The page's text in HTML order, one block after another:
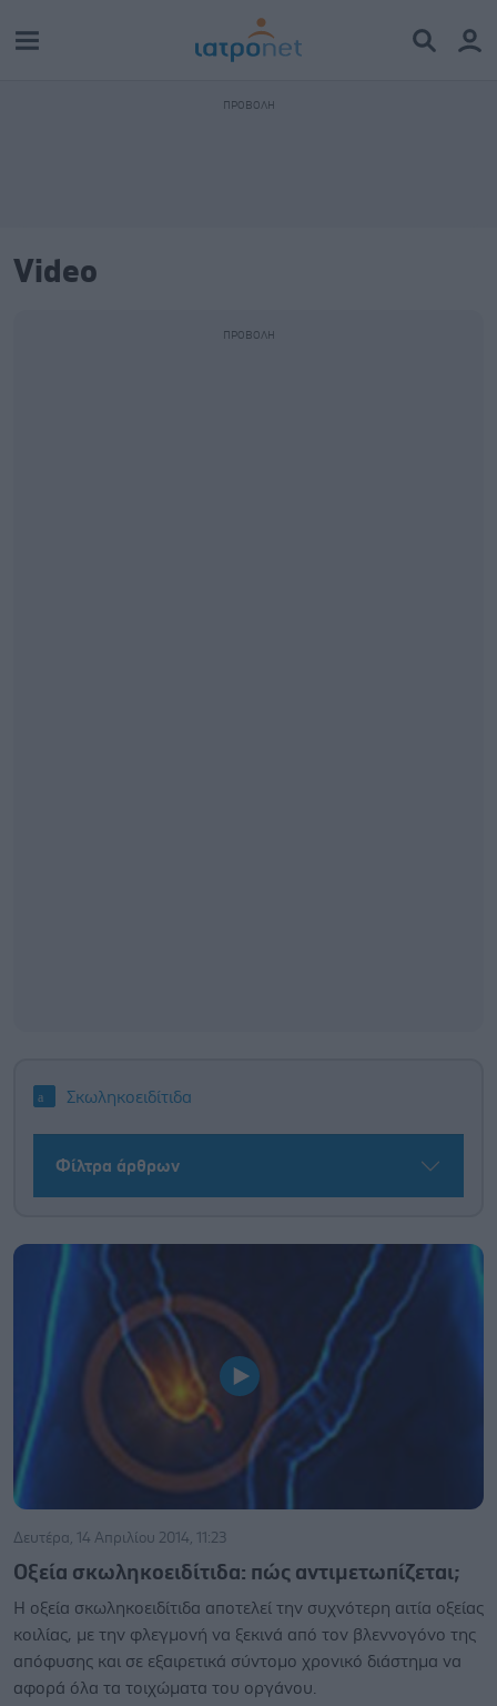
Video
Σκωληκοειδίτιδα
Φίλτρα άρθρων
Δευτέρα, 14 Απριλίου 2014, 11:23
Οξεία σκωληκοειδίτιδα: πώς αντιμετωπίζεται;
Η οξεία σκωληκοειδίτιδα αποτελεί την συχνότερη αιτία οξείας
κοιλίας, με την φλεγμονή να ξεκινά από τον βλεννογόνο της
απόφυσης και σε εξαιρετικά σύντομο χρονικό διάστημα να
αφορά όλα τα τοιχώματα του οργάνου.